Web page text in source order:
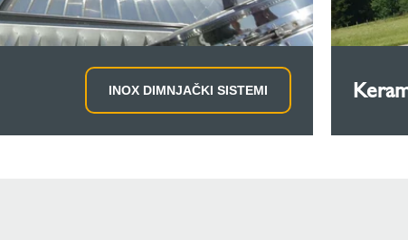
INOX DIMNJAČKI SISTEMI